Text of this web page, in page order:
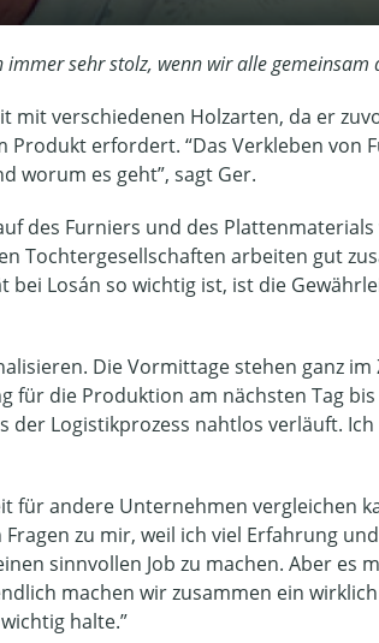
sehr stolz, wenn wir alle gemeinsam
verschiedenen Holzarten, da er
Produkt erfordert. “Das Verkleben
worum es geht”, sagt Ger.
des Furniers und des
Tochtergesellschaften arbeiten gut
Losán so wichtig ist, ist die
Die Vormittage stehen ganz
für die Produktion am nächsten Tag
der Logistikprozess nahtlos verläuft.
für andere Unternehmen vergleichen
zu mir, weil ich viel Erfahrung
sinnvollen Job zu machen. Aber
machen wir zusammen ein
halte.”